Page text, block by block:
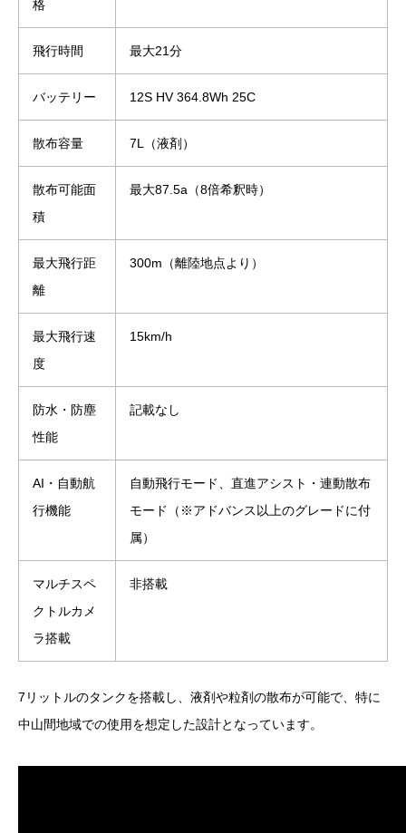
格
飛行時間 最大21分
バッテリー 12S HV 364.8Wh 25C
散布容量 7L（液剤）
散布可能面
積
最大87.5a（8倍希釈時）
最大飛行距
離
300m（離陸地点より）
最大飛行速
度
15km/h
防水・防塵
性能
記載なし
AI・自動航
行機能
自動飛行モード、直進アシスト・連動散布
モード（※アドバンス以上のグレードに付
属）
マルチスペ
クトルカメ
ラ搭載
非搭載
7リットルのタンクを搭載し、液剤や粒剤の散布が可能で、特に
中山間地域での使用を想定した設計となっています。